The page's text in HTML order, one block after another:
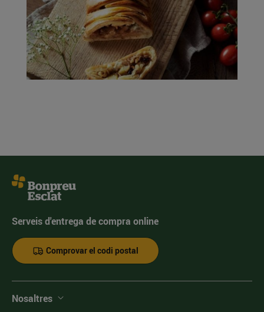
Serveis d'entrega de compra online
Comprovar el codi postal
Nosaltres